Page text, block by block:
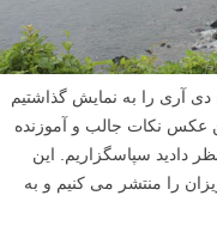
آری را به نمایش گذاشتیم
عکس نکات جالب و آموزنده
دادید سپاسگزاریم. این
را منتشر می کنیم و به